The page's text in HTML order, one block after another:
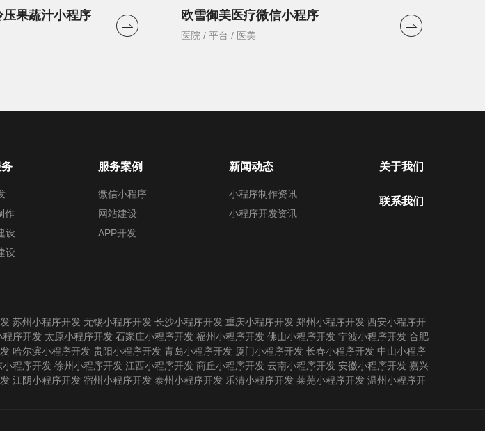
果蔬汁小程序 欧雪御美医疗微信小程序
医院 / 平台 / 医美
作
设
设
服务案例
微信小程序
网站建设
APP开发
新闻动态
小程序制作资讯
小程序开发资讯
关于我们
联系我们
苏州小程序开发 无锡小程序开发 长沙小程序开发 重庆小程序开发 郑州小程序开发 西安小程序开
程序开发 太原小程序开发 石家庄小程序开发 福州小程序开发 佛山小程序开发 宁波小程序开发 合肥
哈尔滨小程序开发 贵阳小程序开发 青岛小程序开发 厦门小程序开发 长春小程序开发 中山小程序
小程序开发 徐州小程序开发 江西小程序开发 商丘小程序开发 云南小程序开发 安徽小程序开发 嘉兴
江阴小程序开发 宿州小程序开发 泰州小程序开发 乐清小程序开发 莱芜小程序开发 温州小程序开